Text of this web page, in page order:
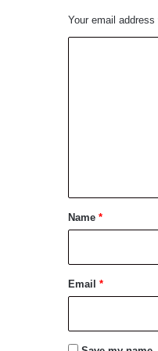
Your email address
*Name *
Email *